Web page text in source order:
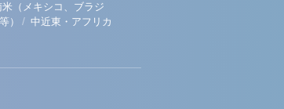
米（メキシコ、ブラジ
） / 中近東・アフリカ